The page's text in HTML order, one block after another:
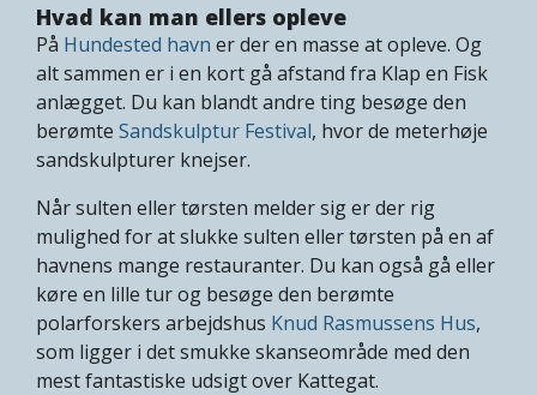
Hvad kan man ellers opleve
På Hundested havn er der en masse at opleve. Og
alt sammen er i en kort gå afstand fra Klap en Fisk
anlægget. Du kan blandt andre ting besøge den
berømte Sandskulptur Festival, hvor de meterhøje
sandskulpturer knejser.
Når sulten eller tørsten melder sig er der rig
mulighed for at slukke sulten eller tørsten på en af
havnens mange restauranter. Du kan også gå eller
køre en lille tur og besøge den berømte
polarforskers arbejdshus Knud Rasmussens Hus,
som ligger i det smukke skanseområde med den
mest fantastiske udsigt over Kattegat.